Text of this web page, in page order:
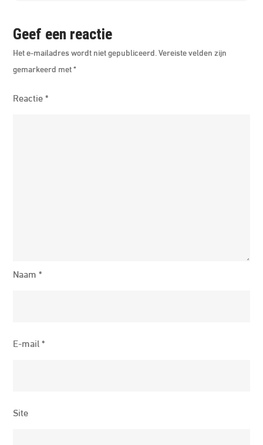
Geef een reactie
Het e-mailadres wordt niet gepubliceerd. Vereiste velden zijn
gemarkeerd met*
Reactie*
Naam*
E-mail*
Site